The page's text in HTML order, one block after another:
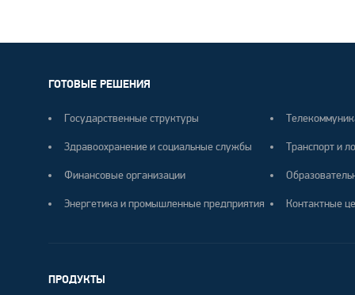
ГОТОВЫЕ РЕШЕНИЯ
Государственные структуры
Здравоохранение и социальные службы
Финансовые организации
Энергетика и промышленные предприятия
Транспорт и
Контактные
ПРОДУКТЫ